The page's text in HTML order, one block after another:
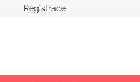
Registrace